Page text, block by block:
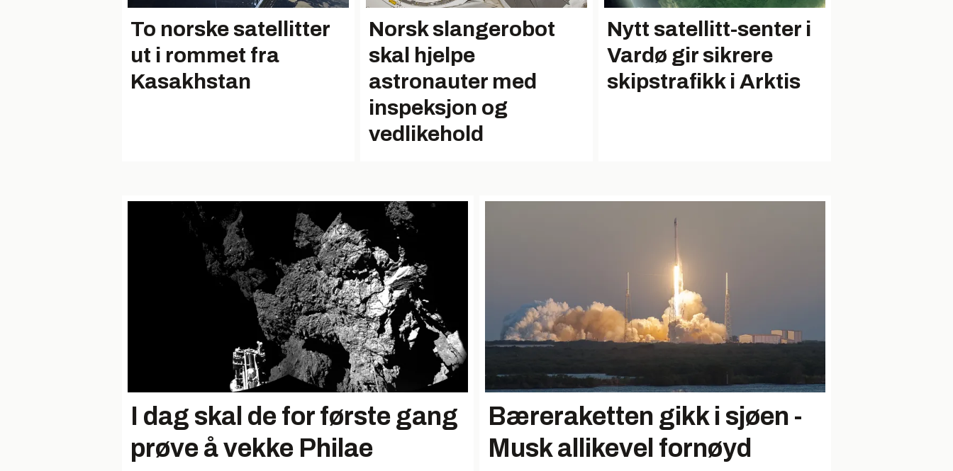
To norske satellitter
ut i rommet fra
Kasakhstan
Norsk slangerobot
skal hjelpe
astronauter med
inspeksjon og
vedlikehold
Nytt satellitt-senter i
Vardø gir sikrere
skipstrafikk i Arktis
I dag skal de for første gang
prøve å vekke Philae
Bæreraketten gikk i sjøen -
Musk allikevel fornøyd